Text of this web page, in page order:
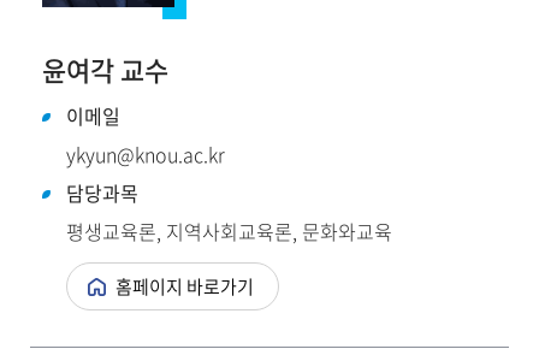
윤여각 교수
이메일
ykyun@knou.ac.kr
담당과목
평생교육론, 지역사회교육론, 문화와교육
홈페이지 바로가기